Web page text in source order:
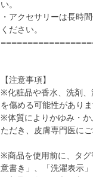
い。
・アクセサリーは長時
ください。
【注意事項】
※化粧品や香水、洗剤、
を傷める可能性があり
※体質によりかゆみ・
ただき、皮膚専門医にご
※商品を使用前に、タ
意書き」、「洗濯表示